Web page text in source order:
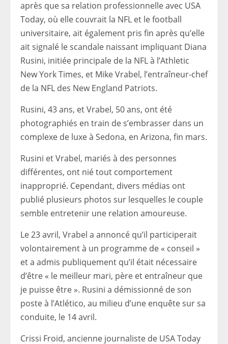
après que sa relation professionnelle avec USA
Today, où elle couvrait la NFL et le football
universitaire, ait également pris fin après qu’elle
ait signalé le scandale naissant impliquant Diana
Rusini, initiée principale de la NFL à l’Athletic
New York Times, et Mike Vrabel, l’entraîneur-chef
de la NFL des New England Patriots.
Rusini, 43 ans, et Vrabel, 50 ans, ont été
photographiés en train de s’embrasser dans un
complexe de luxe à Sedona, en Arizona, fin mars.
Rusini et Vrabel, mariés à des personnes
différentes, ont nié tout comportement
inapproprié. Cependant, divers médias ont
publié plusieurs photos sur lesquelles le couple
semble entretenir une relation amoureuse.
Le 23 avril, Vrabel a annoncé qu’il participerait
volontairement à un programme de « conseil »
et a admis publiquement qu’il était nécessaire
d’être « le meilleur mari, père et entraîneur que
je puisse être ». Rusini a démissionné de son
poste à l’Atlético, au milieu d’une enquête sur sa
conduite, le 14 avril.
Crissi Froid, ancienne journaliste de USA Today